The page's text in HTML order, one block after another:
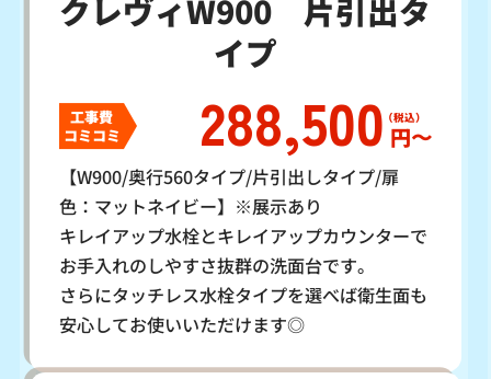
クレヴィW900 片引出タ
イプ
工事費
コミコミ
288,500 円〜
【W900/奥行560タイプ/片引出しタイプ/扉
色：マットネイビー】※展示あり
キレイアップ水栓とキレイアップカウンターで
お手入れのしやすさ抜群の洗面台です。
さらにタッチレス水栓タイプを選べば衛生面も
安心してお使いいただけます◎